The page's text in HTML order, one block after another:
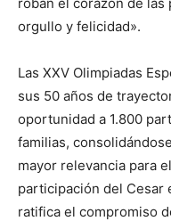
orgullo y felicidad».
Las XXV Olimpiadas
sus 50 años de
oportunidad a 1.800
familias,
mayor relevancia para
participación del Cesar
ratifica el compromiso